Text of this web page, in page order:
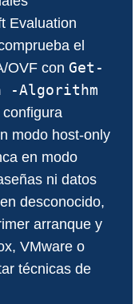
Evaluation
el
OVF con Get-
-Algorithm
modo host-only
en modo
ni datos
desconocido,
arranque y
VMware o
técnicas de